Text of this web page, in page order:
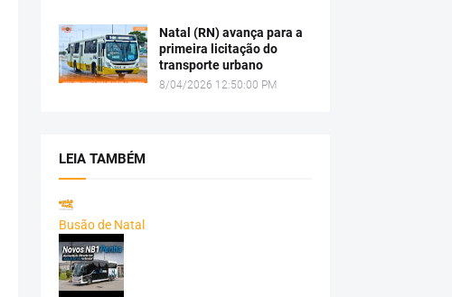
Natal (RN) avança para a
primeira licitação do
transporte urbano
8/04/2026 12:50:00 PM
LEIA TAMBÉM
Busão de Natal